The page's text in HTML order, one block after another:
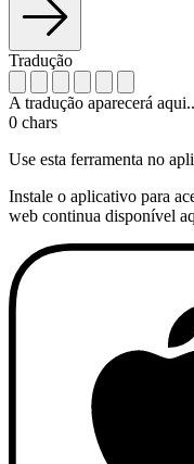
Tradução
A tradução aparecerá
0 chars
Use esta ferramenta no
Instale o aplicativo para
web continua disponível